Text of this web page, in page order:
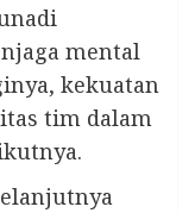
mental
kekuatan
tim dalam